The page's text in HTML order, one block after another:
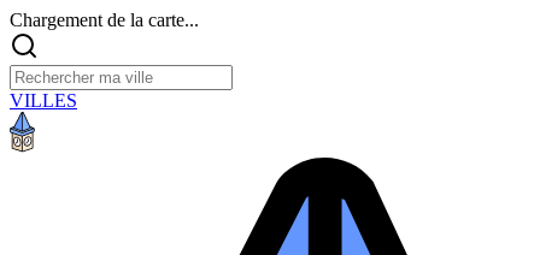
Chargement de la carte...
VILLES